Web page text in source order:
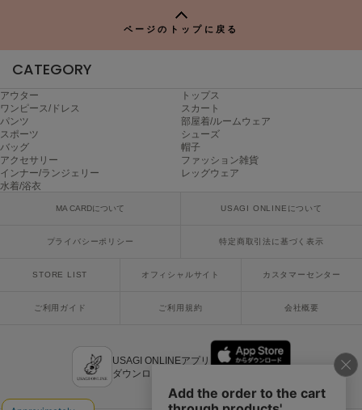
ポローラ
PUMA
プーマ
Reebok
リーボック
サンリオハウス
SESAME STREET MARKET
セサミストリートマーケット
シャカ
ページのトップに戻る
CATEGORY
アウター
トップス
ワンピース/ドレス
スカート
パンツ
部屋着/ルームウェア
スポーツ
シューズ
バッグ
帽子
アクセサリー
ファッション雑貨
インナー/ランジェリー
レッグウェア
水着/浴衣
MA CARDについて USAGI ONLINEについて
プライバシーポリシー 特定商取引法に基づく表示
STORE LIST オフィシャルサイト カスタマーセンター
ご利用ガイド ご利用規約 会社概要
USAGI ONLINEアプリ
ダウンロードはこちら